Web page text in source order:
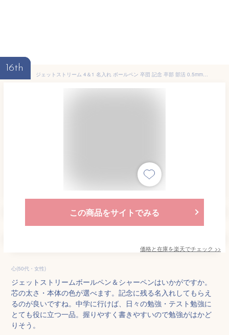
16th
ジェットストリーム 4＆1 名入れ ボールペン 卒団 記念 卒部 部活 0.5mm 0.7mm 0.38mm 多機能ペン 三菱鉛筆 記念品 卒業祝 入学祝 お祝い ギフト 誕生日 卒業 卒部 入学 創立記念 プレゼント 部活 小学校 中学校 野球 サッカー 敬老 敬老の日
この商品をサイトでみる
価格と在庫を楽天でチェック >>
心(50代・女性)
ジェットストリームボールペン＆シャーペンはいかがですか。
芯の太さ・本体の色が選べます。記念に残る名入れしてもらえ
るのが良いですね。中学に行けば、日々の勉強・テスト勉強に
とても役に立つ一品。握りやすく書きやすいので勉強がはかど
りそう。